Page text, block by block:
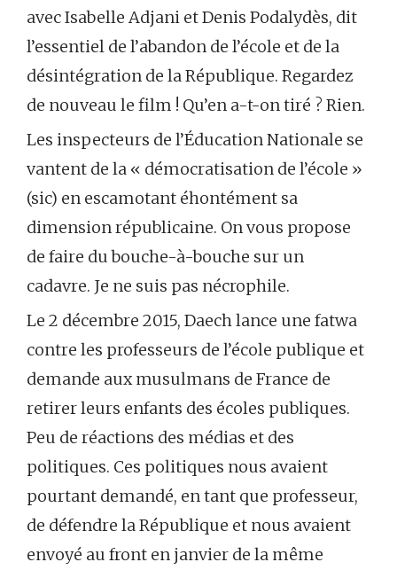
avec Isabelle Adjani et Denis Podalydès, dit
l’essentiel de l’abandon de l’école et de la
désintégration de la République. Regardez
de nouveau le film ! Qu’en a-t-on tiré ? Rien.
Les inspecteurs de l’Éducation Nationale se
vantent de la « démocratisation de l’école »
(sic) en escamotant éhontément sa
dimension républicaine. On vous propose
de faire du bouche-à-bouche sur un
cadavre. Je ne suis pas nécrophile.
Le 2 décembre 2015, Daech lance une fatwa
contre les professeurs de l’école publique et
demande aux musulmans de France de
retirer leurs enfants des écoles publiques.
Peu de réactions des médias et des
politiques. Ces politiques nous avaient
pourtant demandé, en tant que professeur,
de défendre la République et nous avaient
envoyé au front en janvier de la même